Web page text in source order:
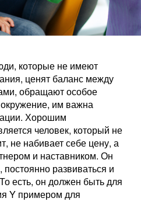
которые не имеют
ценят баланс между
обращают особое
им важна
Хорошим
человек, который не
не набивает себе цену, а
и наставником. Он
развиваться и
есть, он должен быть для
Y примером для